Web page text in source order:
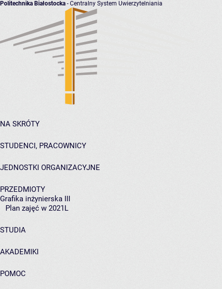
Politechnika Białostocka - Centralny System Uwierzytelniania
NA SKRÓTY
STUDENCI, PRACOWNICY
JEDNOSTKI ORGANIZACYJNE
PRZEDMIOTY
Grafika inżynierska III
Plan zajęć w 2021L
STUDIA
AKADEMIKI
POMOC